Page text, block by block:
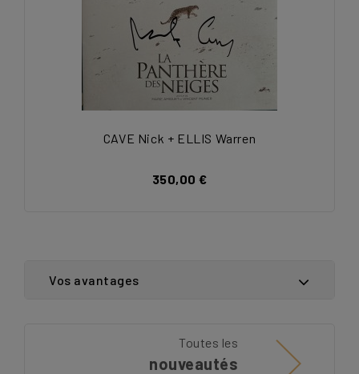
CAVE Nick + ELLIS Warren
350,00 €
Vos avantages
Toutes les
nouveautés